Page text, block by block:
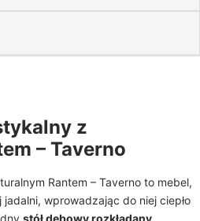
z
– Taverno
Rantem – Taverno to mebel,
wprowadzając do niej ciepło
stół dębowy rozkładany